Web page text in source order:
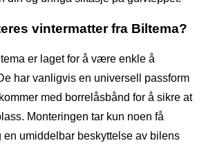
vintermatter fra Biltema?
er laget for å være enkle å
har vanligvis en universell passform
med borrelåsbånd for å sikre at
Monteringen tar kun noen få
en umiddelbar beskyttelse av bilens